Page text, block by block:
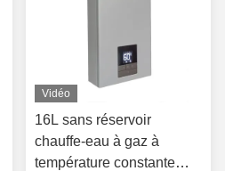
Vidéo
16L sans réservoir
chauffe-eau à gaz à
température constante